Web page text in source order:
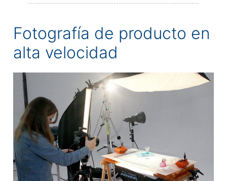
Fotografía de producto en
alta velocidad